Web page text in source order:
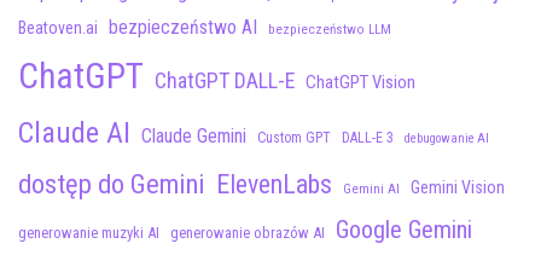
Beatoven.ai bezpieczeństwo AI bezpieczeństwo LLM
ChatGPT ChatGPT DALL-E ChatGPT Vision
Claude AI Claude Gemini Custom GPT DALL-E 3 debugowanie AI
dostęp do Gemini ElevenLabs Gemini AI Gemini Vision
generowanie muzyki AI generowanie obrazów AI Google Gemini